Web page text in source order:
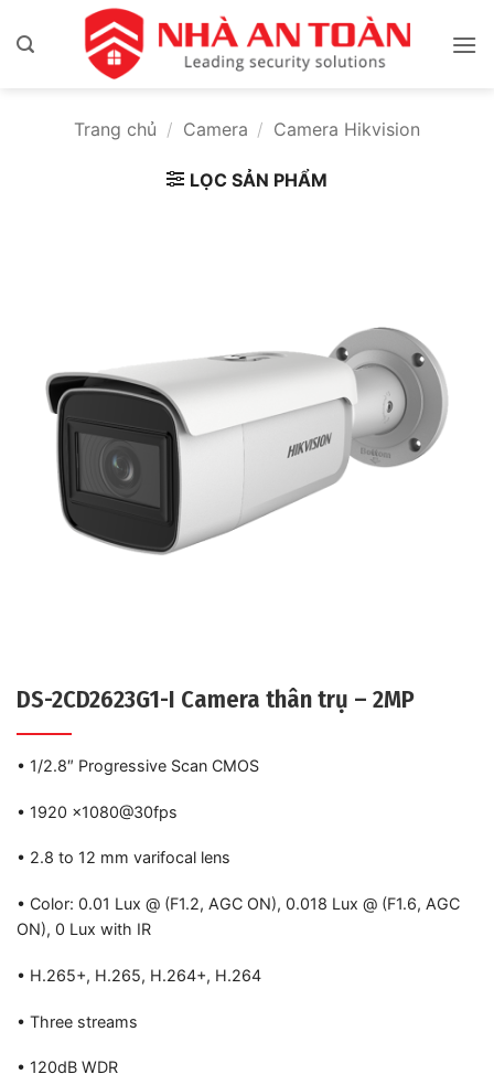
qua
Trang chủ / Camera / Camera Hikvision
LỌC SẢN PHẨM
DS-2CD2623G1-I Camera thân trụ – 2MP
• 1/2.8″ Progressive Scan CMOS
• 1920 ×1080@30fps
• 2.8 to 12 mm varifocal lens
• Color: 0.01 Lux @ (F1.2, AGC ON), 0.018 Lux @ (F1.6, AGC
ON), 0 Lux with IR
• H.265+, H.265, H.264+, H.264
• Three streams
• 120dB WDR